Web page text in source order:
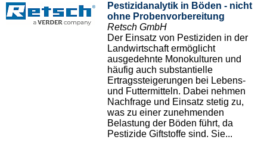
Pestizidanalytik in Böden - nicht
ohne Probenvorbereitung
Retsch GmbH
Der Einsatz von Pestiziden in der
Landwirtschaft ermöglicht
ausgedehnte Monokulturen und
häufig auch substantielle
Ertragssteigerungen bei Lebens-
und Futtermitteln. Dabei nehmen
Nachfrage und Einsatz stetig zu,
was zu einer zunehmenden
Belastung der Böden führt, da
Pestizide Giftstoffe sind. Sie...